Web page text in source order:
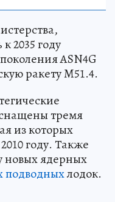
2035 году
ASN4G
ракету M51.4.
тремя
из которых
году. Также
новых ядерных
подводныхлодок.